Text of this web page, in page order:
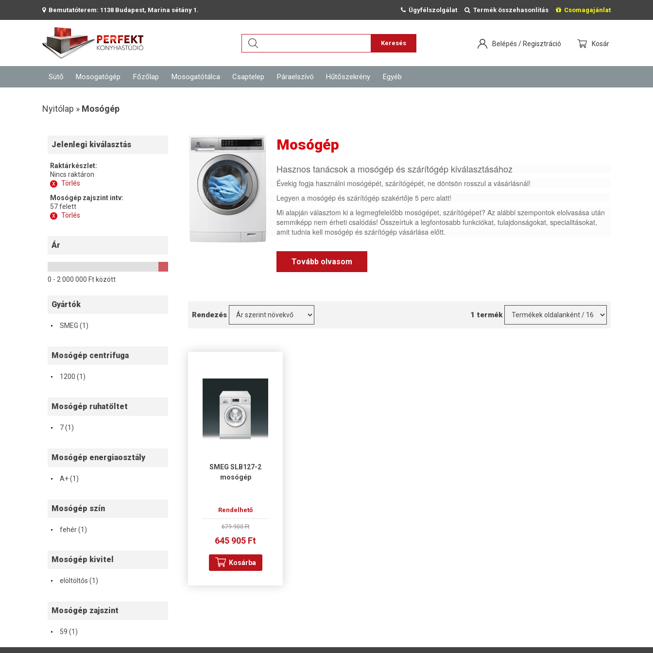
Bemutatóterem: 1138 Budapest, Marina sétány 1. Ügyfélszolgálat Termék összehasonlítás Csomagajánlat
Keresés Belépés / Regisztráció Kosár
Sütő Mosogatógép Főzőlap Mosogatótálca Csaptelep Páraelszívó Hűtőszekrény Egyéb
Nyitólap » Mosógép
Jelenlegi kiválasztás
Raktárkészlet:
Nincs raktáron
x
Törlés
Mosógép zajszint intv:
57 felett
x
Törlés
Ár
0 - 2 000 000 Ft között
Gyártók
SMEG (1)
·
Mosógép centrifuga
1200 (1)
·
Mosógép ruhatöltet
7 (1)
·
Mosógép energiaosztály
A+ (1)
·
Mosógép szín
fehér (1)
·
Mosógép kivitel
elöltöltős (1)
·
Mosógép zajszint
59 (1)
·
Mosógép
Hasznos tanácsok a mosógép és szárítógép kiválasztásához
Évekig fogja használni mosógépét, szárítógépét, ne döntsön rosszul a vásárlásnál!
Legyen a mosógép és szárítógép szakértője 5 perc alatt!
Mi alapján választom ki a legmegfelelőbb mosógépet, szárítógépet? Az alábbi szempontok elolvasása után
semmiképp nem érheti csalódás! Összeírtuk a legfontosabb funkciókat, tulajdonságokat, specialitásokat,
amit tudnia kell mosógép és szárítógép vásárlása előtt.
Tovább olvasom
Rendezés 1 termék
SMEG SLB127-2
mosógép
Rendelhető
679 900 Ft
645 905 Ft
Kosárba